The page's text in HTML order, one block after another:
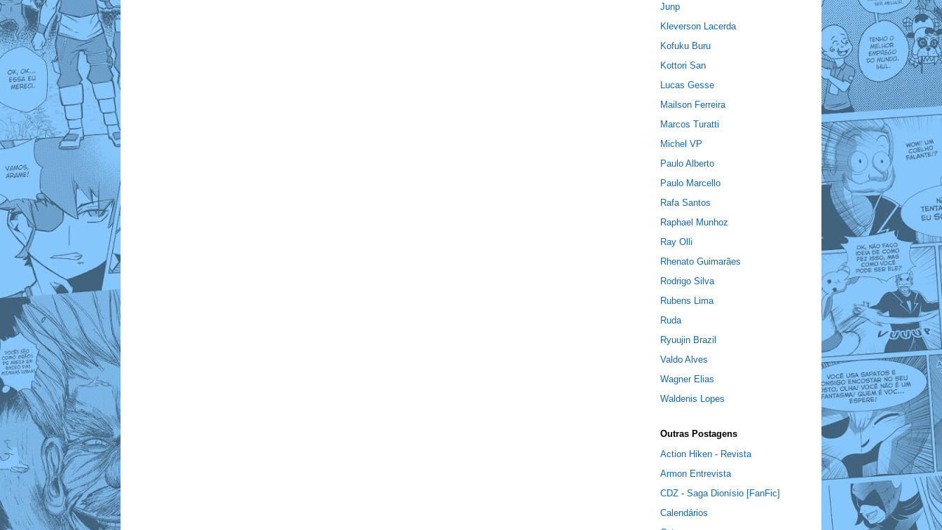
Junp
Kleverson Lacerda
Kofuku Buru
Kottori San
Lucas Gesse
Mailson Ferreira
Marcos Turatti
Michel VP
Paulo Alberto
Paulo Marcello
Rafa Santos
Raphael Munhoz
Ray Olli
Rhenato Guimarães
Rodrigo Silva
Rubens Lima
Ruda
Ryuujin Brazil
Valdo Alves
Wagner Elias
Waldenis Lopes
Outras Postagens
Action Hiken - Revista
Armon Entrevista
CDZ - Saga Dionísio [FanFic]
Calendários